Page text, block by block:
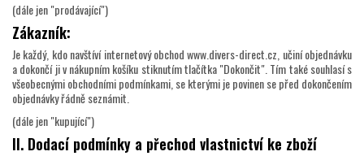
(dále jen "prodávající")
Zákazník:
Je každý, kdo navštíví internetový obchod www.divers-direct.cz, učiní objednávku
a dokončí ji v nákupním košíku stiknutím tlačítka "Dokončit". Tím také souhlasí s
všeobecnými obchodními podmínkami, se kterými je povinen se před dokončením
objednávky řádně seznámit.
(dále jen "kupující")
II. Dodací podmínky a přechod vlastnictví ke zboží